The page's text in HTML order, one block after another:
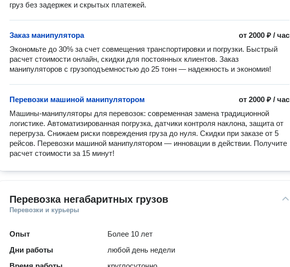
груз без задержек и скрытых платежей.
от2000 ₽ /час
Заказ манипулятора
Экономьте до 30% за счет совмещения транспортировки и погрузки. Быстрый
расчет стоимости онлайн, скидки для постоянных клиентов. Заказ
манипуляторов с грузоподъемностью до 25 тонн — надежность и экономия!
от2000 ₽ /час
Перевозки машиной манипулятором
Машины-манипуляторы для перевозок: современная замена традиционной
логистике. Автоматизированная погрузка, датчики контроля наклона, защита от
перегруза. Снижаем риски повреждения груза до нуля. Скидки при заказе от 5
рейсов. Перевозки машиной манипулятором — инновации в действии. Получите
расчет стоимости за 15 минут!
Перевозка негабаритных грузов
Перевозки и курьеры
Опыт
Более 10 лет
Дни работы
любой день недели